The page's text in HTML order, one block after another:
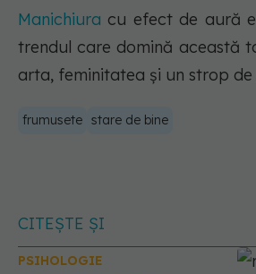
Manichiura cu efect de aură
trendul care domină această
arta, feminitatea și un strop de
frumusete stare de bine
CITEȘTE ȘI
PSIHOLOGIE